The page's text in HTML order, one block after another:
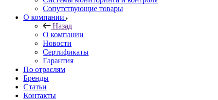
Сопутствующие товары
О компании
Назад
О компании
Новости
Сертификаты
Гарантия
По отраслям
Бренды
Статьи
Контакты